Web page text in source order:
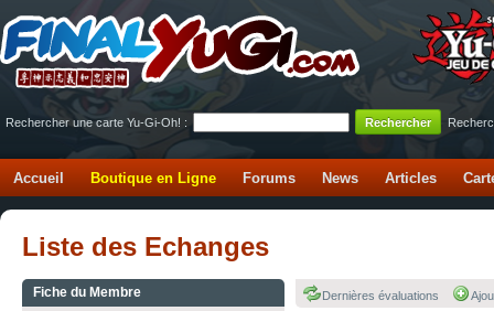
Rechercher une carte Yu-Gi-Oh! :
Accueil Boutique en Ligne Forums News Articles
Liste des Echanges
Fiche du Membre Dernières évaluations